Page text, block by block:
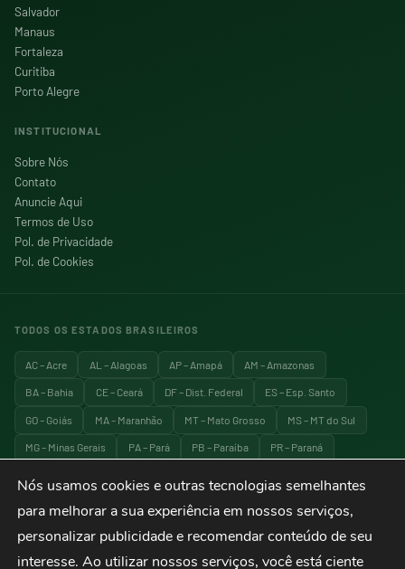
Nós usamos cookies e outras tecnologias semelhantes
para melhorar a sua experiência em nossos serviços,
personalizar publicidade e recomendar conteúdo de seu
interesse. Ao utilizar nossos serviços, você está ciente
Salvador
Manaus
Fortaleza
Curitiba
Porto Alegre
INSTITUCIONAL
Sobre Nós
Contato
Anuncie Aqui
Termos de Uso
Pol. de Privacidade
Pol. de Cookies
TODOS OS ESTADOS BRASILEIROS
AC – Acre AL – Alagoas AP – Amapá AM – Amazonas
BA – Bahia CE – Ceará DF – Dist. Federal ES – Esp. Santo
GO – Goiás MA – Maranhão MT – Mato Grosso MS – MT do Sul
MG – Minas Gerais PA – Pará PB – Paraíba PR – Paraná
SP – São Paulo SE – Sergipe TO – Tocantins